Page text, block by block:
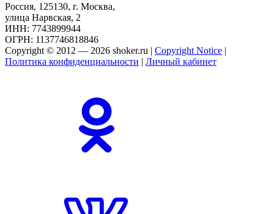
Россия, 125130, г. Москва,
улица Нарвская, 2
ИНН: 7743899944
ОГРН: 1137746818846
Copyright © 2012 — 2026 shoker.ru | Copyright Notice |
Политика конфиденциальности | Личный кабинет